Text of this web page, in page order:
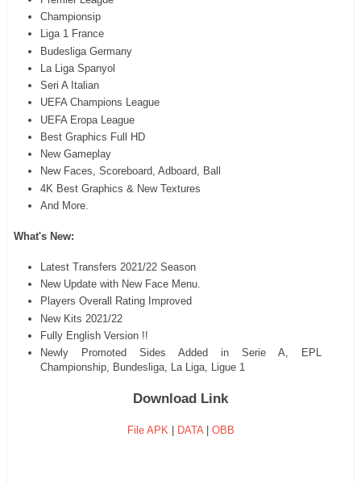
Championsip
Liga 1 France
Budesliga Germany
La Liga Spanyol
Seri A Italian
UEFA Champions League
UEFA Eropa League
Best Graphics Full HD
New Gameplay
New Faces, Scoreboard, Adboard, Ball
4K Best Graphics & New Textures
And More.
What's New:
Latest Transfers 2021/22 Season
New Update with New Face Menu.
Players Overall Rating Improved
New Kits 2021/22
Fully English Version !!
Newly Promoted Sides Added in Serie A, EPL
Championship, Bundesliga, La Liga, Ligue 1
Download Link
File APK| DATA| OBB